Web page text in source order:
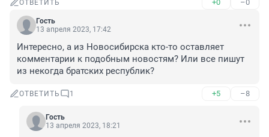
ОТВЕТИТЬ +0 –0
Гость
13 апреля 2023, 17:42
Интересно, а из Новосибирска кто-то оставляет
комментарии к подобным новостям? Или все пишут
из некогда братских республик?
ОТВЕТИТЬ 1 +5 –8
Гость
13 апреля 2023, 18:21